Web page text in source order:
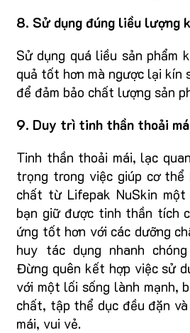
8. Sử dụng đúng liều lượng
Sử dụng quá liều sản phẩm
quả tốt hơn mà ngược lại kín
để đảm bảo chất lượng sản
9. Duy trì tinh thần thoải
Tinh thần thoải mái, lạc
trọng trong việc giúp cơ thể
chất từ Lifepak NuSkin
bạn giữ được tinh thần tích
ứng tốt hơn với các dưỡng
huy tác dụng nhanh
Đừng quên kết hợp việc sử
với một lối sống lành mạnh,
chất, tập thể dục đều đặn
mái, vui vẻ.